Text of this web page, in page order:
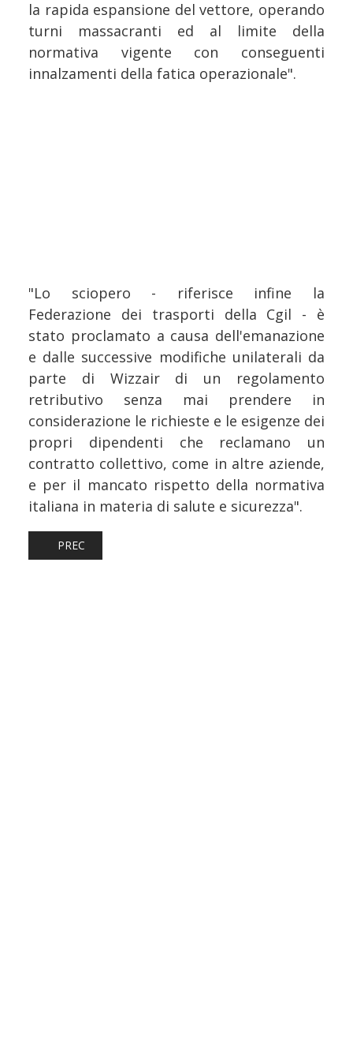
la rapida espansione del vettore, operando
turni massacranti ed al limite della
normativa vigente con conseguenti
innalzamenti della fatica operazionale".
"Lo sciopero - riferisce infine la
Federazione dei trasporti della Cgil - è
stato proclamato a causa dell'emanazione
e dalle successive modifiche unilaterali da
parte di Wizzair di un regolamento
retributivo senza mai prendere in
considerazione le richieste e le esigenze dei
propri dipendenti che reclamano un
contratto collettivo, come in altre aziende,
e per il mancato rispetto della normativa
italiana in materia di salute e sicurezza".
ARTICOLO PRECEDENTE: TRASPORTI: SWISS E FFS
PREC